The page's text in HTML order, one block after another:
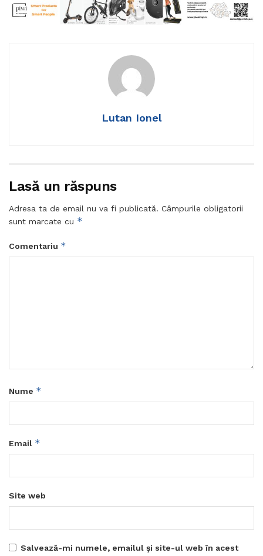
Lutan Ionel
Lasă un răspuns
Adresa ta de email nu va fi publicată. Câmpurile obligatorii
sunt marcate cu *
Comentariu *
Nume *
Email *
Site web
Salvează-mi numele, emailul și site-ul web în acest